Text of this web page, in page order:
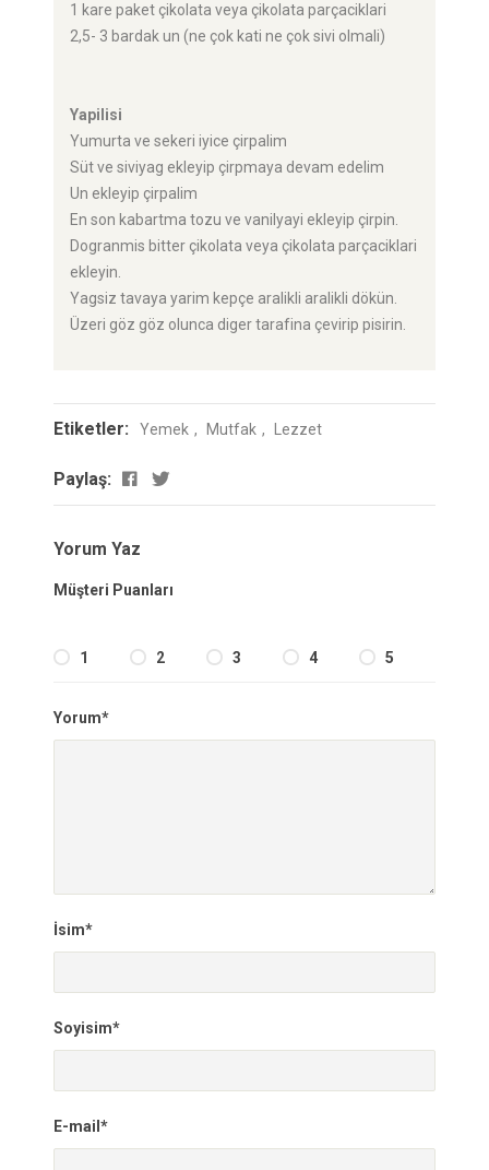
1 kare paket çikolata veya çikolata parçaciklari
2,5- 3 bardak un (ne çok kati ne çok sivi olmali)
Yapilisi
Yumurta ve sekeri iyice çirpalim
Süt ve siviyag ekleyip çirpmaya devam edelim
Un ekleyip çirpalim
En son kabartma tozu ve vanilyayi ekleyip çirpin.
Dogranmis bitter çikolata veya çikolata parçaciklari
ekleyin.
Yagsiz tavaya yarim kepçe aralikli aralikli dökün.
Üzeri göz göz olunca diger tarafina çevirip pisirin.
Etiketler: Yemek Mutfak Lezzet
Paylaş:
Yorum Yaz
Müşteri Puanları
1 2 3 4 5
Yorum*
İsim*
Soyisim*
E-mail*